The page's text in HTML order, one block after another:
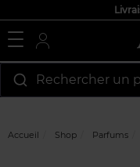
Rechercher un
Accueil Shop Parfums